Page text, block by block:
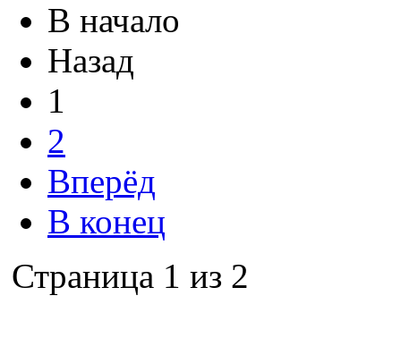
В начало
Назад
1
2
Вперёд
В конец
Страница 1 из 2